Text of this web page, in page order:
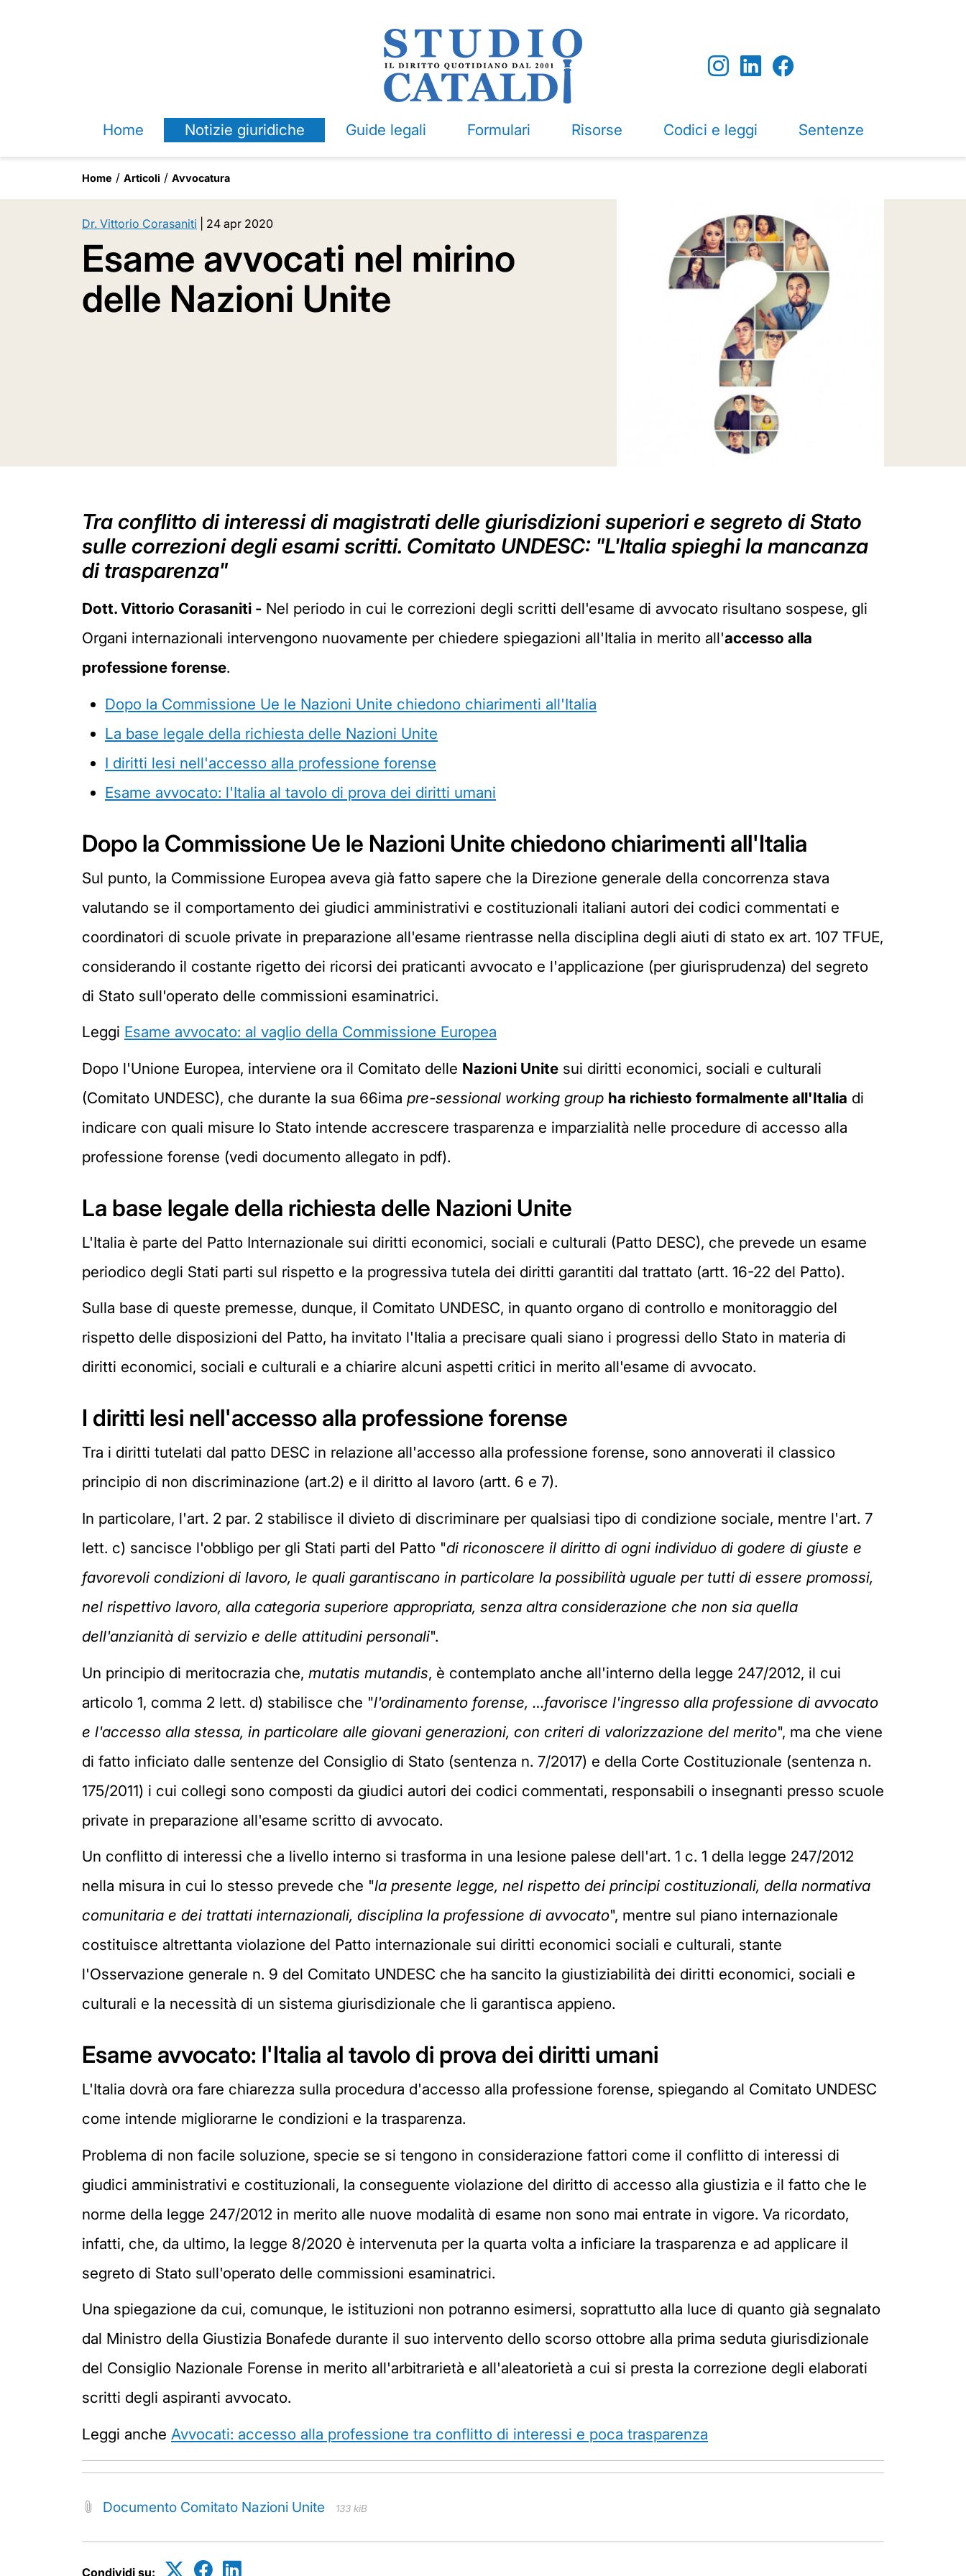
Home Notizie giuridiche Guide legali Formulari Risorse Codici e leggi Sentenze
Home Articoli Avvocatura
Dr. Vittorio Corasaniti 24 apr 2020
Esame avvocati nel mirino
delle Nazioni Unite
Tra conflitto di interessi di magistrati delle giurisdizioni superiori e segreto di Stato
sulle correzioni degli esami scritti. Comitato UNDESC: "L'Italia spieghi la mancanza
di trasparenza"
Dott. Vittorio Corasaniti - Nel periodo in cui le correzioni degli scritti dell'esame di avvocato risultano sospese, gli
Organi internazionali intervengono nuovamente per chiedere spiegazioni all'Italia in merito all'accesso alla
professione forense.
Dopo la Commissione Ue le Nazioni Unite chiedono chiarimenti all'Italia
La base legale della richiesta delle Nazioni Unite
I diritti lesi nell'accesso alla professione forense
Esame avvocato: l'Italia al tavolo di prova dei diritti umani
Dopo la Commissione Ue le Nazioni Unite chiedono chiarimenti all'Italia
Sul punto, la Commissione Europea aveva già fatto sapere che la Direzione generale della concorrenza stava
valutando se il comportamento dei giudici amministrativi e costituzionali italiani autori dei codici commentati e
coordinatori di scuole private in preparazione all'esame rientrasse nella disciplina degli aiuti di stato ex art. 107 TFUE,
considerando il costante rigetto dei ricorsi dei praticanti avvocato e l'applicazione (per giurisprudenza) del segreto
di Stato sull'operato delle commissioni esaminatrici.
Leggi Esame avvocato: al vaglio della Commissione Europea
Dopo l'Unione Europea, interviene ora il Comitato delle Nazioni Unite sui diritti economici, sociali e culturali
(Comitato UNDESC), che durante la sua 66ima pre-sessional working group ha richiesto formalmente all'Italia di
indicare con quali misure lo Stato intende accrescere trasparenza e imparzialità nelle procedure di accesso alla
professione forense (vedi documento allegato in pdf).
La base legale della richiesta delle Nazioni Unite
L'Italia è parte del Patto Internazionale sui diritti economici, sociali e culturali (Patto DESC), che prevede un esame
periodico degli Stati parti sul rispetto e la progressiva tutela dei diritti garantiti dal trattato (artt. 16-22 del Patto).
Sulla base di queste premesse, dunque, il Comitato UNDESC, in quanto organo di controllo e monitoraggio del
rispetto delle disposizioni del Patto, ha invitato l'Italia a precisare quali siano i progressi dello Stato in materia di
diritti economici, sociali e culturali e a chiarire alcuni aspetti critici in merito all'esame di avvocato.
I diritti lesi nell'accesso alla professione forense
Tra i diritti tutelati dal patto DESC in relazione all'accesso alla professione forense, sono annoverati il classico
principio di non discriminazione (art.2) e il diritto al lavoro (artt. 6 e 7).
In particolare, l'art. 2 par. 2 stabilisce il divieto di discriminare per qualsiasi tipo di condizione sociale, mentre l'art. 7
lett. c) sancisce l'obbligo per gli Stati parti del Patto "di riconoscere il diritto di ogni individuo di godere di giuste e
favorevoli condizioni di lavoro, le quali garantiscano in particolare la possibilità uguale per tutti di essere promossi,
nel rispettivo lavoro, alla categoria superiore appropriata, senza altra considerazione che non sia quella
dell'anzianità di servizio e delle attitudini personali".
Un principio di meritocrazia che, mutatis mutandis, è contemplato anche all'interno della legge 247/2012, il cui
articolo 1, comma 2 lett. d) stabilisce che "l'ordinamento forense, …favorisce l'ingresso alla professione di avvocato
e l'accesso alla stessa, in particolare alle giovani generazioni, con criteri di valorizzazione del merito", ma che viene
di fatto inficiato dalle sentenze del Consiglio di Stato (sentenza n. 7/2017) e della Corte Costituzionale (sentenza n.
175/2011) i cui collegi sono composti da giudici autori dei codici commentati, responsabili o insegnanti presso scuole
private in preparazione all'esame scritto di avvocato.
Un conflitto di interessi che a livello interno si trasforma in una lesione palese dell'art. 1 c. 1 della legge 247/2012
nella misura in cui lo stesso prevede che "la presente legge, nel rispetto dei principi costituzionali, della normativa
comunitaria e dei trattati internazionali, disciplina la professione di avvocato", mentre sul piano internazionale
costituisce altrettanta violazione del Patto internazionale sui diritti economici sociali e culturali, stante
l'Osservazione generale n. 9 del Comitato UNDESC che ha sancito la giustiziabilità dei diritti economici, sociali e
culturali e la necessità di un sistema giurisdizionale che li garantisca appieno.
Esame avvocato: l'Italia al tavolo di prova dei diritti umani
L'Italia dovrà ora fare chiarezza sulla procedura d'accesso alla professione forense, spiegando al Comitato UNDESC
come intende migliorarne le condizioni e la trasparenza.
Problema di non facile soluzione, specie se si tengono in considerazione fattori come il conflitto di interessi di
giudici amministrativi e costituzionali, la conseguente violazione del diritto di accesso alla giustizia e il fatto che le
norme della legge 247/2012 in merito alle nuove modalità di esame non sono mai entrate in vigore. Va ricordato,
infatti, che, da ultimo, la legge 8/2020 è intervenuta per la quarta volta a inficiare la trasparenza e ad applicare il
segreto di Stato sull'operato delle commissioni esaminatrici.
Una spiegazione da cui, comunque, le istituzioni non potranno esimersi, soprattutto alla luce di quanto già segnalato
dal Ministro della Giustizia Bonafede durante il suo intervento dello scorso ottobre alla prima seduta giurisdizionale
del Consiglio Nazionale Forense in merito all'arbitrarietà e all'aleatorietà a cui si presta la correzione degli elaborati
scritti degli aspiranti avvocato.
Leggi anche Avvocati: accesso alla professione tra conflitto di interessi e poca trasparenza
Documento Comitato Nazioni Unite 133 kiB
Condividi su: